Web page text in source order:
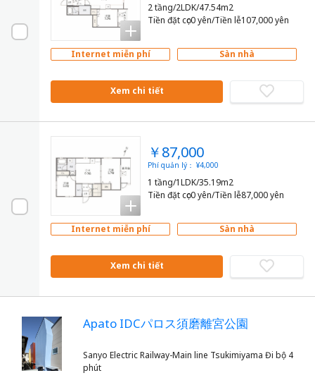
2 tầng/2LDK/47.54m2
Tiền đặt cọc0 yên/Tiền lễ107,000 yên
Internet miễn phí Sàn nhà
Xem chi tiết
￥87,000
Phí quản lý： ¥4,000
1 tầng/1LDK/35.19m2
Tiền đặt cọc0 yên/Tiền lễ87,000 yên
Internet miễn phí Sàn nhà
Xem chi tiết
Apato IDCパロス須磨離宮公園
Sanyo Electric Railway-Main line Tsukimiyama Đi bộ 4